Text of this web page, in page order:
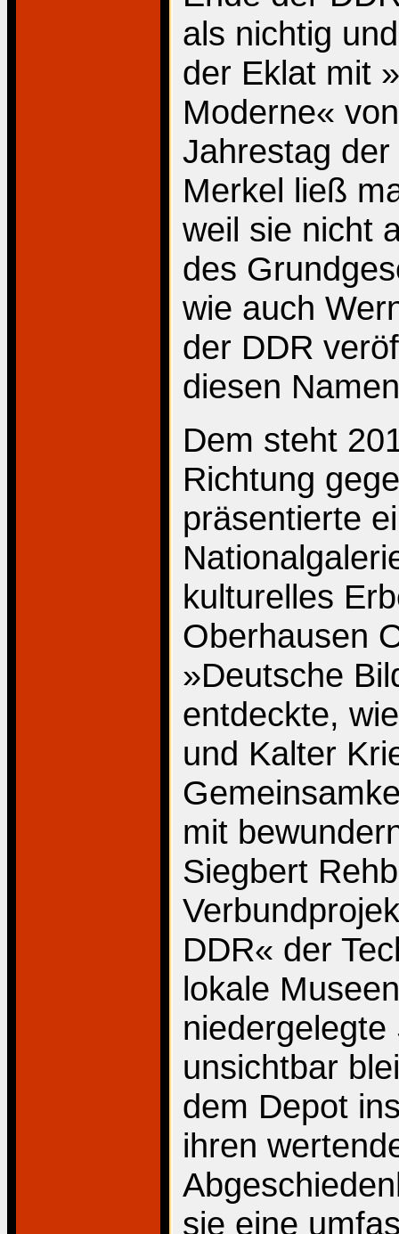
als nichtig
der Eklat mit
Moderne«
Jahrestag
Merkel ließ
weil sie nicht
des
wie auch
der DDR
diesen
Dem steht
Richtung
präsentierte
kulturelles
Oberhausen
»Deutsche
entdeckte,
und Kalter
mit
Siegbert
DDR« der
lokale
unsichtbar
dem Depot
ihren
sie eine